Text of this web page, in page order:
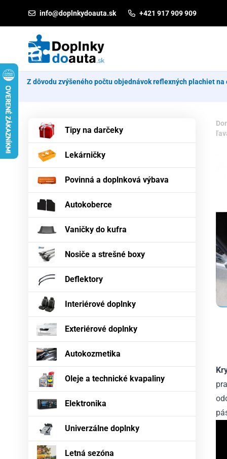
info@doplnkydoauta.sk +421 917 909 909
Z dôvodu zvýšeného počtu objednávok reflexných plachiet
Tipy na darčeky
Lekárničky
Povinná a doplnková výbava
Autokoberce
Vaničky do kufra
Nosiče a strešné boxy
Deflektory
Interiérové doplnky
Exteriérové doplnky
Autokozmetika
Oleje a technické kvapaliny
Elektronika
Univerzálne doplnky
Letná sezóna